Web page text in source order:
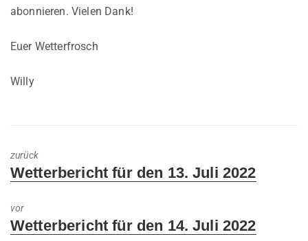
abonnieren. Vielen Dank!
Euer Wetterfrosch
Willy
zurück
Previous
Wetterbericht für den 13. Juli 2022
vor
Next
Wetterbericht für den 14. Juli 2022